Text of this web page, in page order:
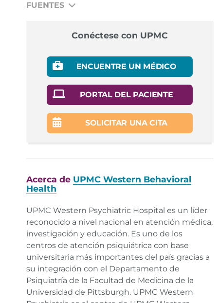
FUENTES
Chinenye Onyemaechi, What is Depression.
American Psychiatric Association. Consultado en
https://www.psychiatry.org/patients-
families/depression/what-is-depression.Enlace
Joslyn Jelinek, Recognizing the Hidden Signs of
Depression. Medical News Today. Consultado en
febrero de 2026.
https://www.medicalnewstoday.com/articles/325513
Enlace.
Consultado en febrero de 2026.
https://www.cdc.gov/tobacco/campaign/tips/
anxiety.html
World Health Organization, Depressive Disorder
https://www.who.int/news-room/fact-
sheets/detail/depression.Enlace
Conéctese con UPMC
ENCUENTRE UN MÉDICO
PORTAL DEL PACIENTE
SOLICITAR UNA CITA
Acerca de UPMC Western Behavioral
Health
UPMC Western Psychiatric Hospital es un líder
reconocido a nivel nacional en atención médica,
investigación y educación. Es uno de los
centros de atención psiquiátrica con base
universitaria más importantes del país gracias a
su integración con el Departamento de
Psiquiatría de la Facultad de Medicina de la
Universidad de Pittsburgh. UPMC Western